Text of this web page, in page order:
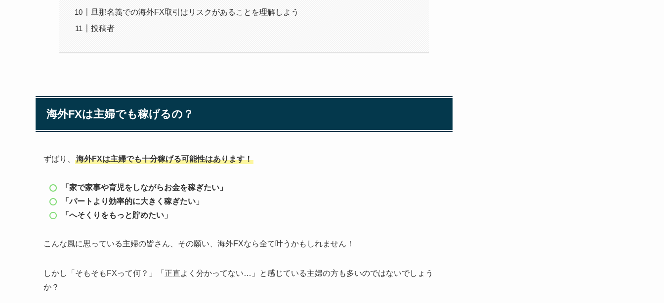
旦那名義での海外FX取引はリスクがあることを理解しよう
投稿者
海外FXは主婦でも稼げるの？
ずばり、 海外FXは主婦でも十分稼げる可能性はあります！
「家で家事や育児をしながらお金を稼ぎたい」
「パートより効率的に大きく稼ぎたい」
「へそくりをもっと貯めたい」
こんな風に思っている主婦の皆さん、その願い、海外FXなら全て叶うかもしれません！
しかし「そもそもFXって何？」「正直よく分かってない…」と感じている主婦の方も多いのではないでしょう
か？